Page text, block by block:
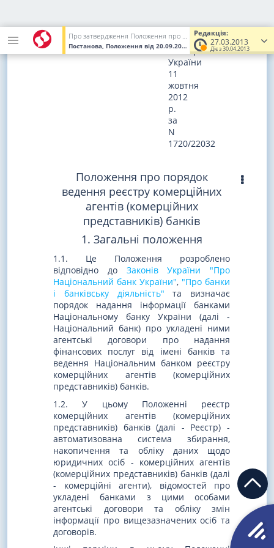
Редакція:
27.03.2013
Діє з 30.04.2013
Про затвердження Положення про порядок ведення реєстру комерційних агентів (комерційних представників) банків
Постанова, Положення від 20.09.2012 № 386 (Увага! Попередня
в
Міністерстві
юстиції
України
11
жовтня
2012
р.
за
N
1720/22032
Положення про порядок
ведення реєстру комерційних
агентів (комерційних
представників) банків
1. Загальні положення
1.1. Це Положення розроблено
відповідно до Законів України "Про
Національний банк України", "Про банки
і банківську діяльність" та визначає
порядок надання інформації банками
Національному банку України (далі -
Національний банк) про укладені ними
агентські договори про надання
фінансових послуг від імені банків та
ведення Національним банком реєстру
комерційних агентів (комерційних
представників) банків.
1.2. У цьому Положенні реєстр
комерційних агентів (комерційних
представників) банків (далі - Реєстр) -
автоматизована система збирання,
накопичення та обліку даних щодо
юридичних осіб - комерційних агентів
(комерційних представників) банків (далі
- комерційні агенти), відомостей про
укладені банками з цими особами
агентські договори та обліку змін
інформації про вищезазначених осіб та
договорів.